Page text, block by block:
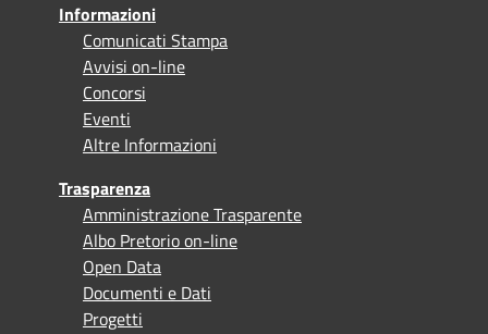
Informazioni
Comunicati Stampa
Avvisi on-line
Concorsi
Eventi
Altre Informazioni
Trasparenza
Amministrazione Trasparente
Albo Pretorio on-line
Open Data
Documenti e Dati
Progetti